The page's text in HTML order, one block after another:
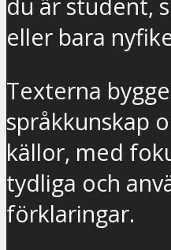
eller bara
Texterna
språkkunskap
källor, med
tydliga och
förklaringar.